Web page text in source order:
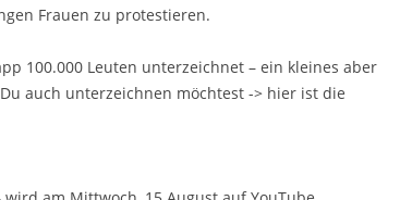
Frauen zu protestieren.
100.000 Leuten unterzeichnet – ein kleines aber
auch unterzeichnen möchtest -> hier ist die